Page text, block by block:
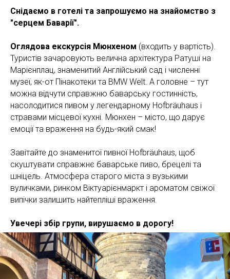
Снідаємо в готелі та запрошуємо на знайомство з
"серцем Баварії".
Оглядова екскурсія Мюнхеном (входить у вартість).
Туристів зачаровують велична архітектура Ратуші на
Марієнплац, знаменитий Англійський сад і численні
музеї, як-от Пінакотеки та BMW Welt. А головне – тут
можна відчути справжню баварську гостинність,
насолодитися пивом у легендарному Hofbräuhaus і
стравами місцевої кухні. Мюнхен – місто, що дарує
емоції та враження на будь-який смак!
Завітайте до знаменитої пивної Hofbräuhaus, щоб
скуштувати справжнє баварське пиво, брецелі та
шніцель. Атмосфера старого міста з вузькими
вуличками, ринком Віктуарієнмаркт і ароматом свіжої
випічки залишить найтепліші враження.
Увечері збір групи, вирушаємо в дорогу!